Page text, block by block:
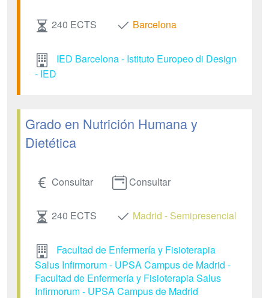
240 ECTS Barcelona
IED Barcelona - Istituto Europeo di Design
- IED
Grado en Nutrición Humana y
Dietética
Consultar Consultar
240 ECTS Madrid - Semipresencial
Facultad de Enfermería y Fisioterapia
Salus Infirmorum - UPSA Campus de Madrid -
Facultad de Enfermería y Fisioterapia Salus
Infirmorum - UPSA Campus de Madrid